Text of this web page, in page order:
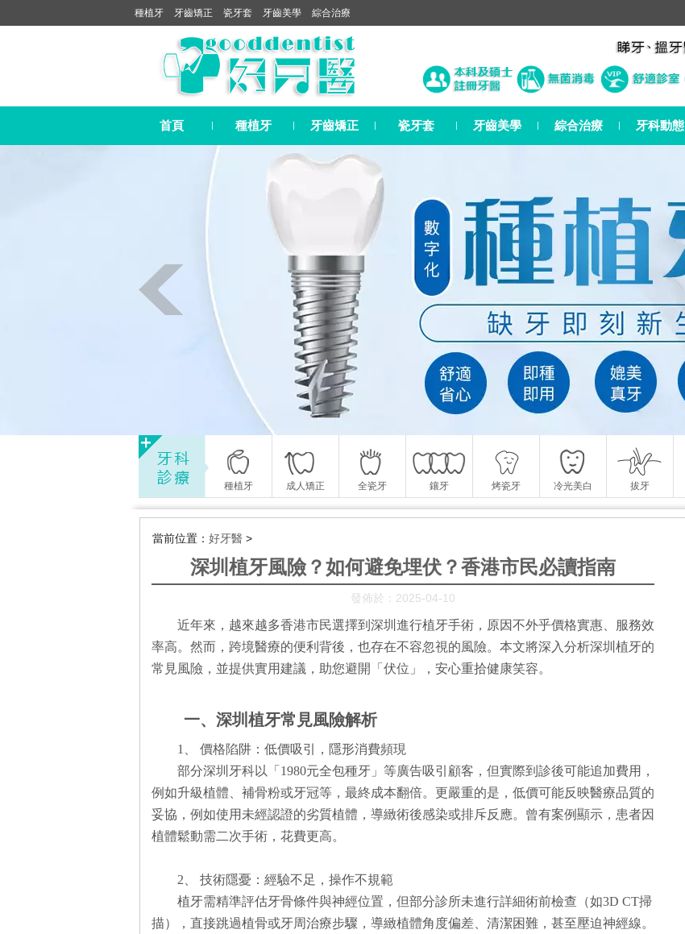
種植牙 牙齒矯正 瓷牙套 牙齒美學 綜合治療
首頁 種植牙 牙齒矯正 瓷牙套 牙齒美學 綜合治療 牙科動態
種植牙 成人矯正 全瓷牙 鑲牙 烤瓷牙 冷光美白 拔牙
當前位置： 好牙醫 >
深圳植牙風險？如何避免埋伏？香港市民必讀指南
發佈於：2025-04-10
近年來，越來越多香港市民選擇到深圳進行植牙手術，原因不外乎價格實惠、服務效
率高。然而，跨境醫療的便利背後，也存在不容忽視的風險。本文將深入分析深圳植牙的
常見風險，並提供實用建議，助您避開「伏位」，安心重拾健康笑容。
一、深圳植牙常見風險解析
1、 價格陷阱：低價吸引，隱形消費頻現
部分深圳牙科以「1980元全包種牙」等廣告吸引顧客，但實際到診後可能追加費用，
例如升級植體、補骨粉或牙冠等，最終成本翻倍。更嚴重的是，低價可能反映醫療品質的
妥協，例如使用未經認證的劣質植體，導緻術後感染或排斥反應。曾有案例顯示，患者因
植體鬆動需二次手術，花費更高。
2、 技術隱憂：經驗不足，操作不規範
植牙需精準評估牙骨條件與神經位置，但部分診所未進行詳細術前檢查（如3D CT掃
描），直接跳過植骨或牙周治療步驟，導緻植體角度偏差、清潔困難，甚至壓迫神經線。